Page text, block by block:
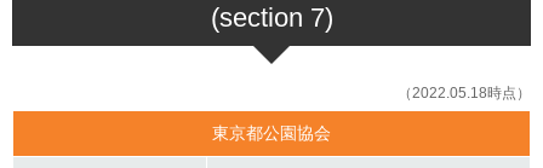
(section 7)
（2022.05.18時点）
東京都公園協会